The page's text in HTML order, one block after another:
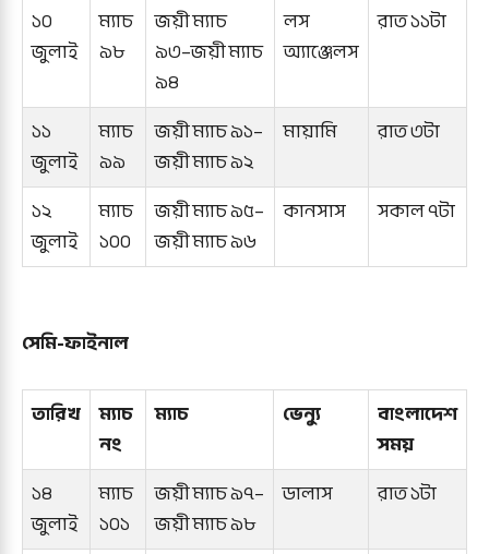
১০
জুলাই
ম্যাচ
৯৮
জয়ী ম্যাচ
৯৩–জয়ী ম্যাচ
৯৪
লস
অ্যাঞ্জেলস
রাত ১১টা
১১
জুলাই
ম্যাচ
৯৯
জয়ী ম্যাচ ৯১–
জয়ী ম্যাচ ৯২
মায়ামি রাত ৩টা
১২
জুলাই
ম্যাচ
১০০
জয়ী ম্যাচ ৯৫–
জয়ী ম্যাচ ৯৬
কানসাস সকাল ৭টা
সেমি-ফাইনাল
তারিখ ম্যাচ
নং
ম্যাচ ভেন্যু
বাংলাদেশ
সময়
১৪
জুলাই
ম্যাচ
১০১
জয়ী ম্যাচ ৯৭–
জয়ী ম্যাচ ৯৮
ডালাস রাত ১টা